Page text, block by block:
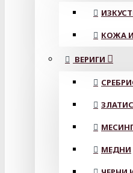
КОЖА
ВЕРИГИ
МЕДНИ